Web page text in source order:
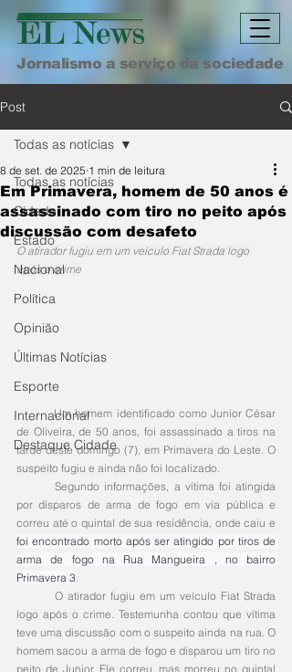
Jornalismo a serviço da sociedade
Post
Todas as notícias
Cidade
Estado
Nacional
Política
Opinião
Últimas Notícias
Esporte
Internacional
Destaque Cidade
Todas as notícias
Em Primavera, homem de 50 anos é
assassinado com tiro no peito após
discussão com desafeto
8 de set. de 2025 1 min de leitura
O atirador fugiu em um veículo Fiat Strada logo
após o crime
	Um homem identificado como Junior César
de Oliveira, de 50 anos, foi assassinado a tiros na
tarde deste domingo (7), em Primavera do Leste. O
suspeito fugiu e ainda não foi localizado.
	Segundo informações, a vítima foi atingida
por disparos de arma de fogo em via pública e
foi encontrado morto após ser atingido por tiros de
arma de fogo na Rua Mangueira , no bairro
Primavera 3
logo após o crime. Testemunha contou que vítima
teve uma discussão com o suspeito ainda na rua. O
homem sacou a arma de fogo e disparou um tiro no
peito de Junior. Ele correu, mas morreu no quintal